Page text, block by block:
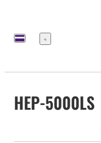
Menü
HEP-5000LS